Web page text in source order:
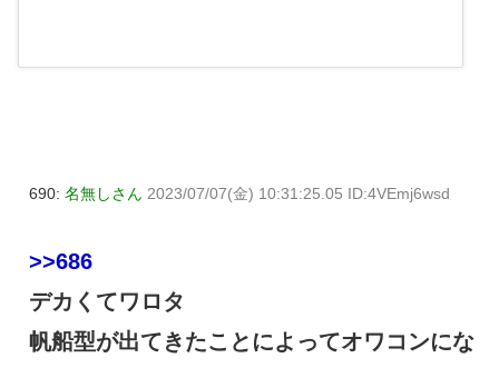
690: 名無しさん 2023/07/07(金) 10:31:25.05 ID:4VEmj6wsd
>>686
デカくてワロタ
帆船型が出てきたことによってオワコンにな